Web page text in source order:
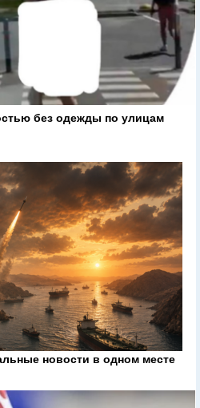
без одежды по улицам
новости в одном месте